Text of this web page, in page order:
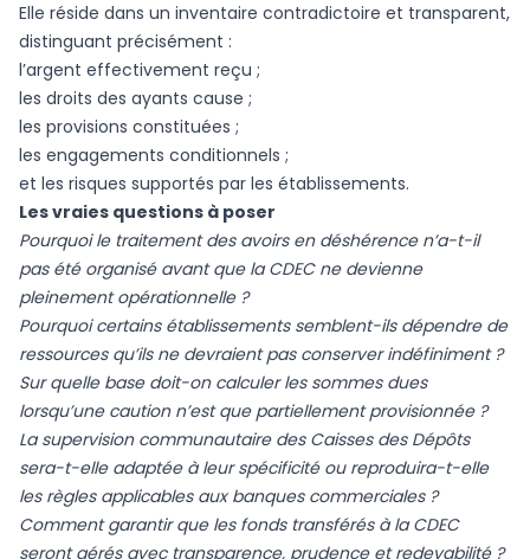
Elle réside dans un inventaire contradictoire et transparent,
distinguant précisément :
l’argent effectivement reçu ;
les droits des ayants cause ;
les provisions constituées ;
les engagements conditionnels ;
et les risques supportés par les établissements.
Les vraies questions à poser
Pourquoi le traitement des avoirs en déshérence n’a-t-il
pas été organisé avant que la CDEC ne devienne
pleinement opérationnelle ?
Pourquoi certains établissements semblent-ils dépendre de
ressources qu’ils ne devraient pas conserver indéfiniment ?
Sur quelle base doit-on calculer les sommes dues
lorsqu’une caution n’est que partiellement provisionnée ?
La supervision communautaire des Caisses des Dépôts
sera-t-elle adaptée à leur spécificité ou reproduira-t-elle
les règles applicables aux banques commerciales ?
Comment garantir que les fonds transférés à la CDEC
seront gérés avec transparence, prudence et redevabilité ?